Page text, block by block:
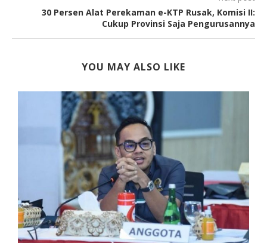
30 Persen Alat Perekaman e-KTP Rusak, Komisi II:
Cukup Provinsi Saja Pengurusannya
YOU MAY ALSO LIKE